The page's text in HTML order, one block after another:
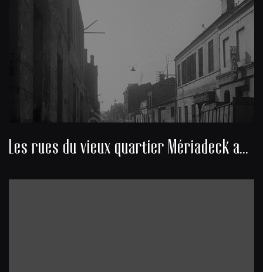
Les rues du vieux quartier Mériadeck avant sa démolition